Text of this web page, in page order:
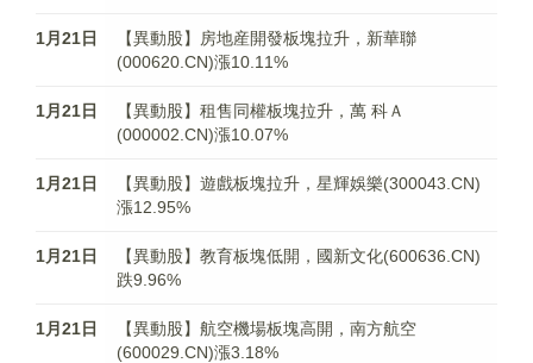
1月21日
【異動股】房地産開發板塊拉升，新華聯
(000620.CN)漲10.11%
1月21日
【異動股】租售同權板塊拉升，萬 科Ａ
(000002.CN)漲10.07%
1月21日
【異動股】遊戲板塊拉升，星輝娛樂(300043.CN)
漲12.95%
1月21日
【異動股】教育板塊低開，國新文化(600636.CN)
跌9.96%
1月21日
【異動股】航空機場板塊高開，南方航空
(600029.CN)漲3.18%